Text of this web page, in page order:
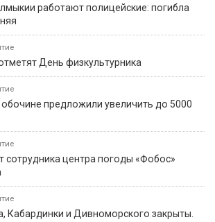
работают полицейские: погибла
День физкультурника
обочине предложили увеличить до 5000
сотрудника центра погоды «Фобос»
Кабардинки и Дивноморского закрыты.